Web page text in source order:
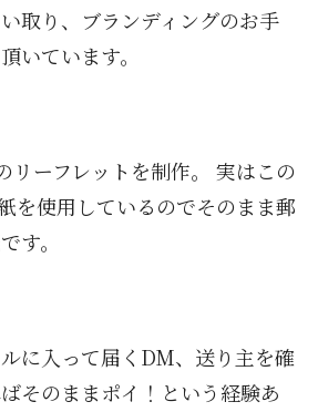
取り、ブランディングのお手
いています。
リーフレットを制作。 実はこの
を使用しているのでそのまま郵
す。
に入って届くDM、送り主を確
そのままポイ！という経験あ